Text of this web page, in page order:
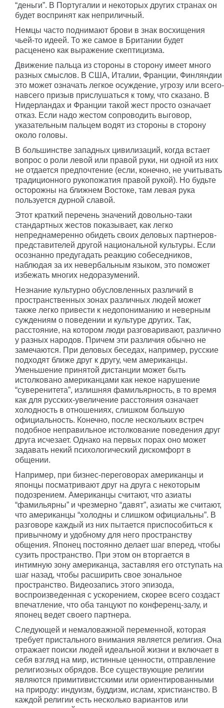
“деньги”. В Португалии и некоторых других странах он
будет воспринят как неприличный.
Немцы часто поднимают брови в знак восхищения
чьей-то идеей. То же самое в Британии будет
расценено как выражение скептицизма.
Движение пальца из стороны в сторону имеет много
разных смыслов. В США, Италии, Франции, Финляндии
это может означать легкое осуждение, угрозу или всего-
навсего призыв прислушаться к тому, что сказано. В
Нидерландах и Франции такой жест просто означает
отказ. Если надо жестом сопроводить выговор,
указательным пальцем водят из стороны в сторону
около головы.
В большинстве западных цивилизаций, когда встает
вопрос о роли левой или правой руки, ни одной из них
не отдается предпочтение (если, конечно, не учитывать
традиционного рукопожатия правой рукой). Но будьте
осторожны на ближнем Востоке, там левая рука
пользуется дурной славой.
Этот краткий перечень значений довольно-таки
стандартных жестов показывает, как легко
непреднамеренно обидеть своих деловых партнеров-
представителей другой национальной культуры. Если
осознанно предугадать реакцию собеседников,
наблюдая за их невербальным языком, это поможет
избежать многих недоразумений.
Незнание культурно обусловленных различий в
пространственных зонах различных людей может
также легко привести к недопониманию и неверным
суждениям о поведении и культуре других. Так,
расстояние, на котором люди разговаривают, различно
у разных народов. Причем эти различия обычно не
замечаются. При деловых беседах, например, русские
подходят ближе друг к другу, чем американцы.
Уменьшение принятой дистанции может быть
истолковано американцами как некое нарушение
“суверенитета”, излишняя фамильярность, в то время
как для русских-увеличение расстояния означает
холодность в отношениях, слишком большую
официальность. Конечно, после нескольких встреч
подобное неправильное истолкование поведения друг
друга исчезает. Однако на первых порах оно может
задавать некий психологический дискомфорт в
общении.
Например, при бизнес-переговорах американцы и
японцы посматривают друг на друга с некоторым
подозрением. Американцы считают, что азиаты
“фамильярны” и чрезмерно “давят”, азиаты же считают,
что американцы “холодны и слишком официальны”. В
разговоре каждый из них пытается приспособиться к
привычному и удобному для него пространству
общения. Японец постоянно делает шаг вперед, чтобы
сузить пространство. При этом он вторгается в
интимную зону американца, заставляя его отступать на
шаг назад, чтобы расширить свое зональное
пространство. Видеозапись этого эпизода,
воспроизведенная с ускорением, скорее всего создаст
впечатление, что оба танцуют по конференц-залу, и
японец ведет своего партнера.
Следующей и немаловажной переменной, которая
требует пристального внимания является религия. Она
отражает поиски людей идеальной жизни и включает в
себя взгляд на мир, истинные ценности, отправление
религиозных обрядов. Все существующие религии
являются примитивистскими или ориентированными
на природу: индуизм, буддизм, ислам, христианство. В
каждой религии есть несколько вариантов или